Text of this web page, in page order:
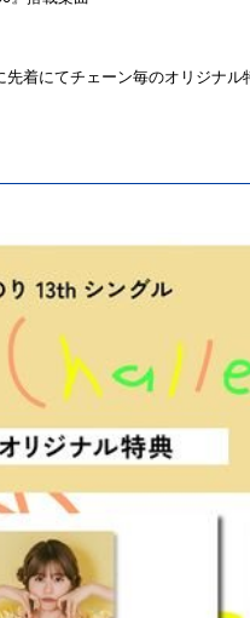
着にてチェーン毎のオリジナ